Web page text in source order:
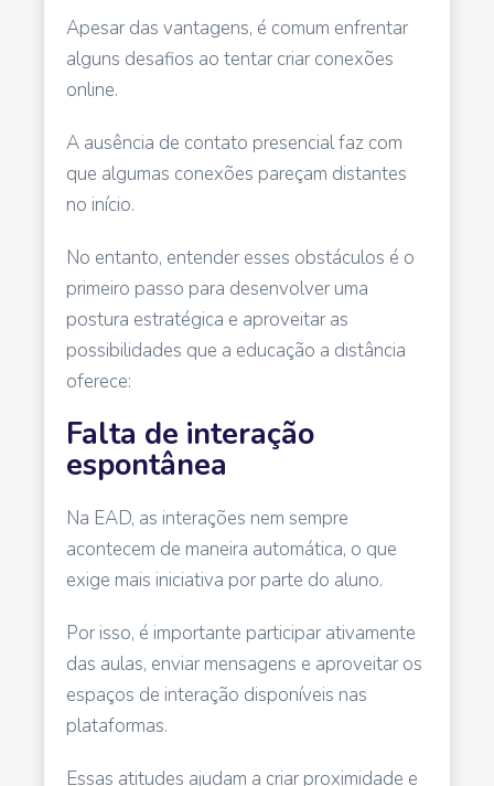
Apesar das vantagens, é comum enfrentar
alguns desafios ao tentar criar conexões
online.
A ausência de contato presencial faz com
que algumas conexões pareçam distantes
no início.
No entanto, entender esses obstáculos é o
primeiro passo para desenvolver uma
postura estratégica e aproveitar as
possibilidades que a educação a distância
oferece:
Falta de interação
espontânea
Na EAD, as interações nem sempre
acontecem de maneira automática, o que
exige mais iniciativa por parte do aluno.
Por isso, é importante participar ativamente
das aulas, enviar mensagens e aproveitar os
espaços de interação disponíveis nas
plataformas.
Essas atitudes ajudam a criar proximidade e